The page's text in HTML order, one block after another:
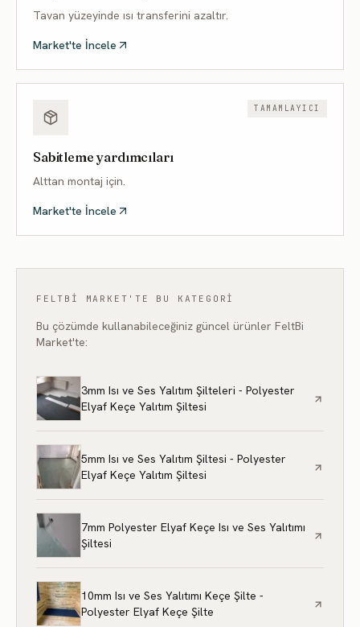
Tavan yüzeyinde ısı transferini azaltır.
Market'te İncele
TAMAMLAYICI
Sabitleme yardımcıları
Alttan montaj için.
Market'te İncele
FELTBI MARKET'TE BU KATEGORI
Bu çözümde kullanabileceğiniz güncel ürünler FeltBi
Market'te:
3mm Isı ve Ses Yalıtım Şilteleri - Polyester
Elyaf Keçe Yalıtım Şiltesi
5mm Isı ve Ses Yalıtım Şiltesi - Polyester
Elyaf Keçe Yalıtım Şiltesi
7mm Polyester Elyaf Keçe Isı ve Ses Yalıtımı
Şiltesi
10mm Isı ve Ses Yalıtımı Keçe Şilte -
Polyester Elyaf Keçe Şilte